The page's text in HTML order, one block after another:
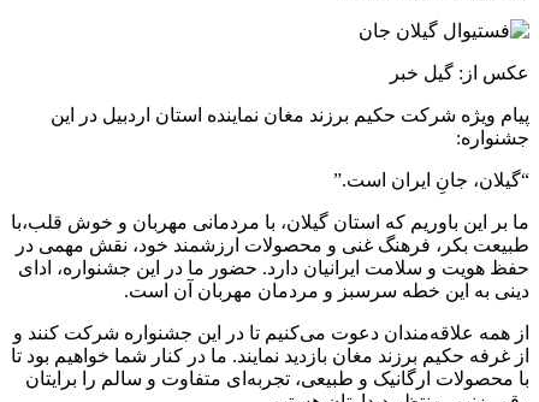
عکس از: گیل خبر
پیام ویژه شرکت حکیم برزند مغان نماینده استان اردبیل در این
جشنواره:
“گیلان، جانِ ایران است.”
ما بر این باوریم که استان گیلان، با مردمانی مهربان و خوش قلب،با
طبیعت بکر، فرهنگ غنی و محصولات ارزشمند خود، نقش مهمی در
حفظ هویت و سلامت ایرانیان دارد. حضور ما در این جشنواره، ادای
دینی به این خطه سرسبز و مردمان مهربان آن است.
از همه علاقه‌مندان دعوت می‌کنیم تا در این جشنواره شرکت کنند و
از غرفه حکیم برزند مغان بازدید نمایند. ما در کنار شما خواهیم بود تا
با محصولات ارگانیک و طبیعی، تجربه‌ای متفاوت و سالم را برایتان